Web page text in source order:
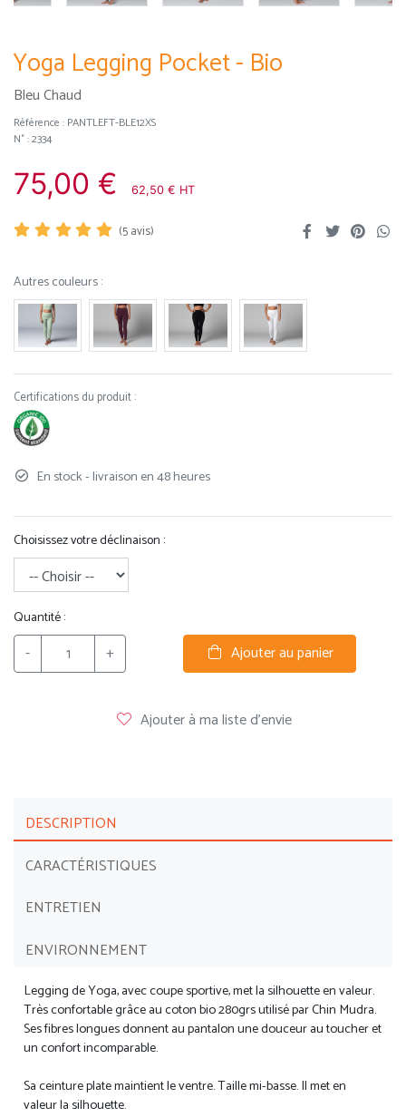
Yoga Legging Pocket - Bio
Bleu Chaud
Référence : PANTLEFT-BLE12XS
N° : 2334
75,00 € 62,50 € HT
(5avis)
Autres couleurs :
En stock - livraison en 48 heures
Certifications du produit :
Choisissez votre déclinaison :
Quantité :
- + Ajouter au panier
Ajouter à ma liste d'envie
DESCRIPTION
CARACTÉRISTIQUES
ENTRETIEN
ENVIRONNEMENT
Legging de Yoga, avec coupe sportive, met la silhouette en valeur.
Très confortable grâce au coton bio 280grs utilisé par Chin Mudra.
Ses fibres longues donnent au pantalon une douceur au toucher et
un confort incomparable.
Sa ceinture plate maintient le ventre. Taille mi-basse. Il met en
valeur la silhouette.